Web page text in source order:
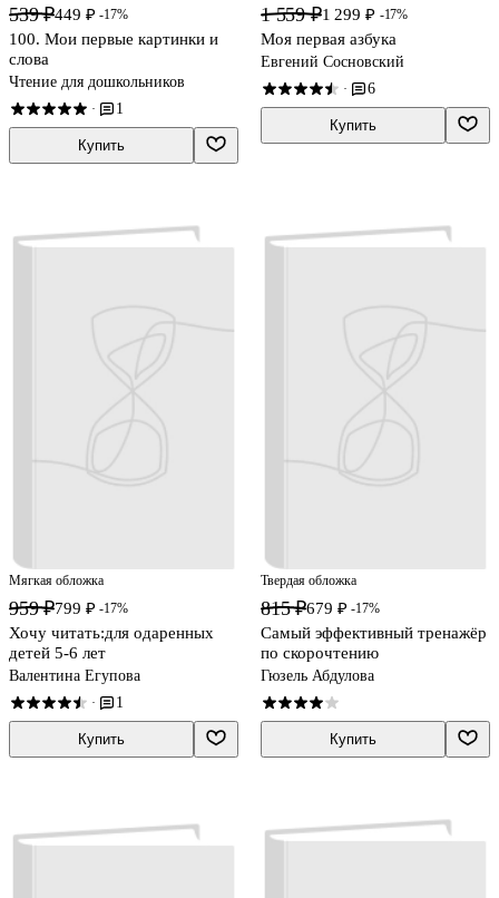
539 ₽449 ₽ -17%
100. Мои первые картинки и
слова
Чтение для дошкольников
· 1
Купить
1 559 ₽1 299 ₽ -17%
Моя первая азбука
Евгений Сосновский
· 6
Купить
Мягкая обложка
959 ₽799 ₽ -17%
Хочу читать:для одаренных
детей 5-6 лет
Валентина Егупова
· 1
Купить
Твердая обложка
815 ₽679 ₽ -17%
Самый эффективный тренажёр
по скорочтению
Гюзель Абдулова
Купить